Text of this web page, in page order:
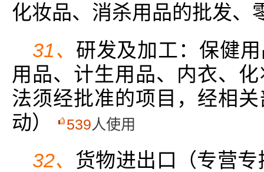
化妆品、消杀用品的批发、
31、 研发及加工：保健
用品、计生用品、内衣、
法须经批准的项目，经相
动）
539人使用
32、 货物进出口（专营